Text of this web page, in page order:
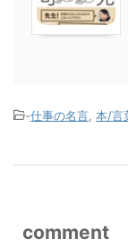
-仕事の名言 本/言
comment